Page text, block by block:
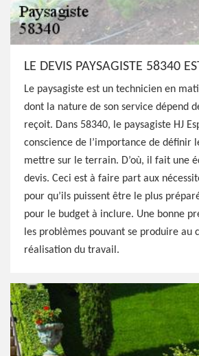
LE DEVIS PAYSAGISTE 58340
Le paysagiste est un technicien en
dont la nature de son service dépend
reçoit. Dans 58340, le paysagiste HJ
conscience de l’importance de définir
mettre sur le terrain. D’où, il fait une
devis. Ceci est à faire part aux
pour qu’ils puissent être le plus
pour le budget à inclure. Une bonne
les problèmes pouvant se produire au
réalisation du travail.